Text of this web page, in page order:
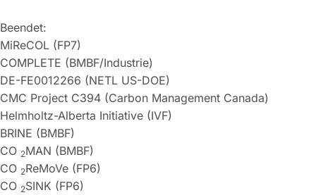
Beendet:
MiReCOL (FP7)
COMPLETE (BMBF/Industrie)
DE-FE0012266 (NETL US-DOE)
CMC Project C394 (Carbon Management Canada)
Helmholtz-Alberta Initiative (IVF)
BRINE (BMBF)
CO 2MAN (BMBF)
CO 2ReMoVe (FP6)
CO 2SINK (FP6)